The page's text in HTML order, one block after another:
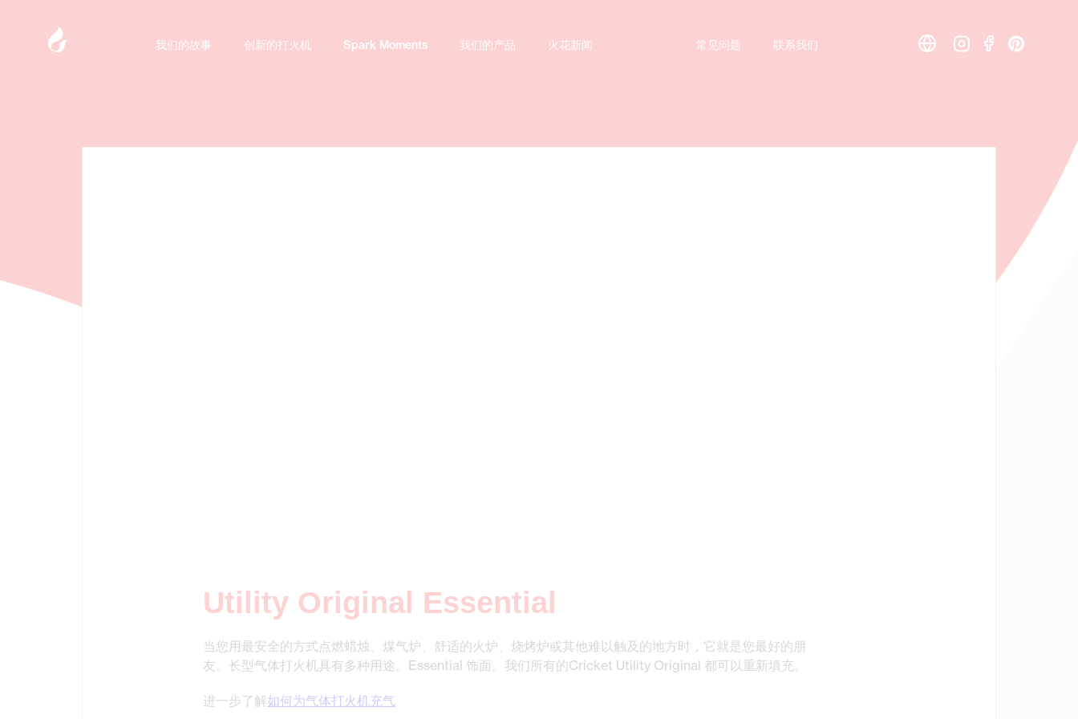
我们的故事 创新的打火机 Spark Moments 我们的产品 火花新闻 常见问题 联系我们
Utility Original Essential
当您用最安全的方式点燃蜡烛、煤气炉、舒适的火炉、烧烤炉或其他难以触及的地方时，它就是您最好的朋
友。长型气体打火机具有多种用途。Essential 饰面。我们所有的Cricket Utility Original 都可以重新填充。
进一步了解如何为气体打火机充气
我们的故事 创新的打火机 Spark Moments 我们的产品 火花新闻 常见问题 联系我们